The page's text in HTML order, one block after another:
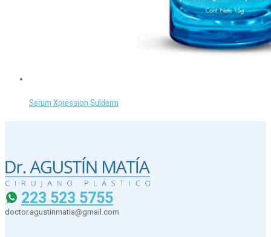
Serum Xpression Sulderm
223 523 5755
doctor.agustinmatia@gmail.com